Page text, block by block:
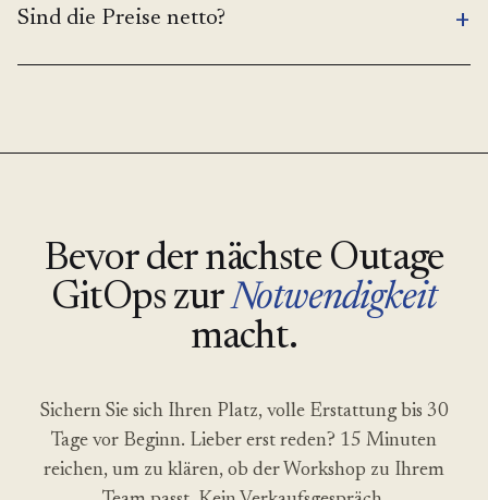
Sind die Preise netto? +
Bevor der nächste Outage
GitOps zurNotwendigkeit
macht.
Sichern Sie sich Ihren Platz, volle Erstattung bis 30
Tage vor Beginn. Lieber erst reden? 15 Minuten
reichen, um zu klären, ob der Workshop zu Ihrem